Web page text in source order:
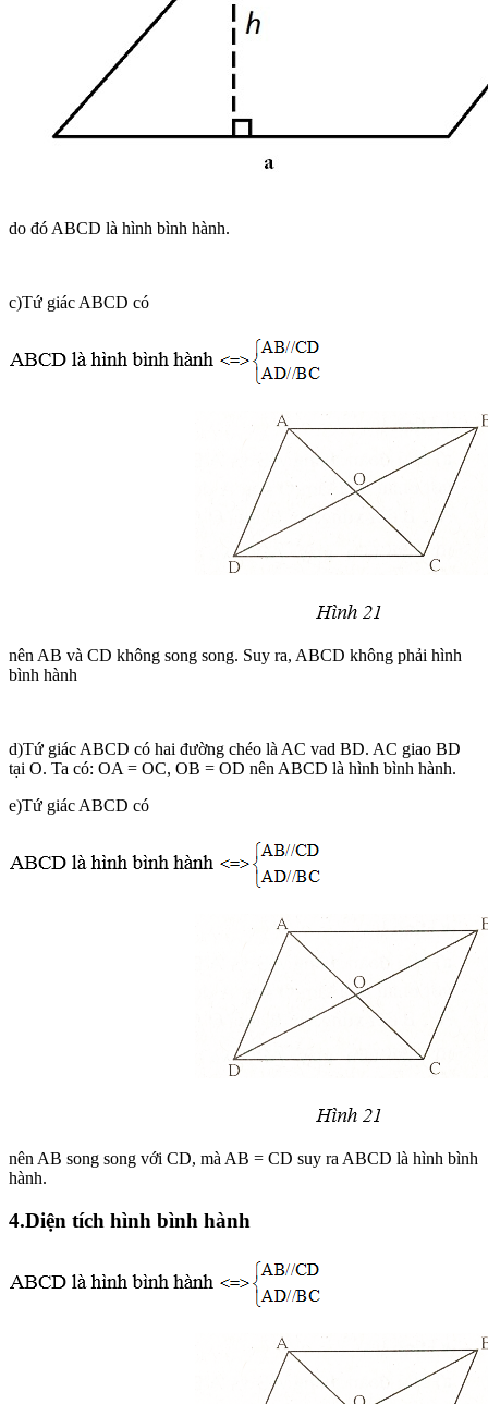
do đó ABCD là hình bình hành.
c)Tứ giác ABCD có
nên AB và CD không song song. Suy ra, ABCD không phải hình
bình hành
d)Tứ giác ABCD có hai đường chéo là AC vad BD. AC giao BD
tại O. Ta có: OA = OC, OB = OD nên ABCD là hình bình hành.
e)Tứ giác ABCD có
nên AB song song với CD, mà AB = CD suy ra ABCD là hình bình
hành.
4.Diện tích hình bình hành